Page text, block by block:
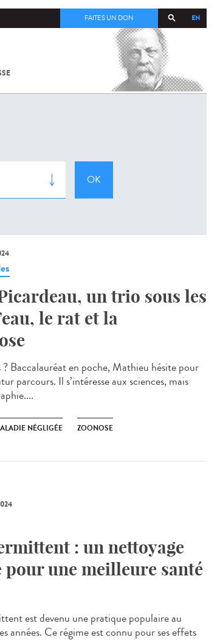
EN
FAITES UN DON
COV-2 /
un trio sous les
le rat et la
? Baccalauréat en poche, Mathieu hésite pour
parcours. Il s’intéresse aux sciences, mais
NÉGLIGÉE ZOONOSE
: un nettoyage
une meilleure santé
est devenu une pratique populaire au
années. Ce régime est connu pour ses effets